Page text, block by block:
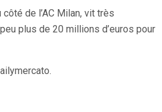
de l’AC Milan, vit très
plus de 20 millions d’euros pour